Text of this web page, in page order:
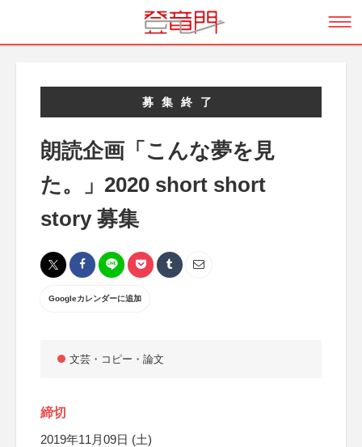
募集終了
朗読企画「こんな夢を見
た。」2020 short short
story 募集
Googleカレンダーに追加
文芸・コピー・論文
締切
2019年11月09日 (土)